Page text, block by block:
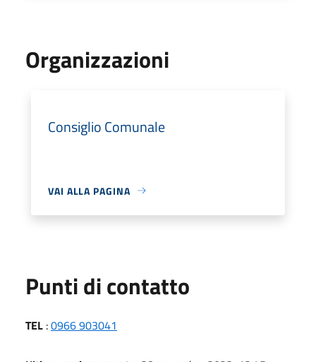
Organizzazioni
Consiglio Comunale
VAI ALLA PAGINA
Punti di contatto
TEL :0966 903041